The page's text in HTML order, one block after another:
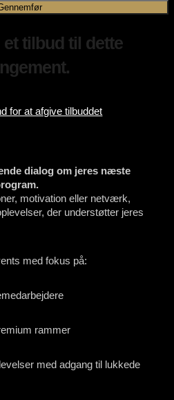
tilbud til dette
for at afgive tilbuddet
dialog om jeres næste
motivation eller netværk,
der understøtter jeres
med fokus på:
rammer
med adgang til lukkede